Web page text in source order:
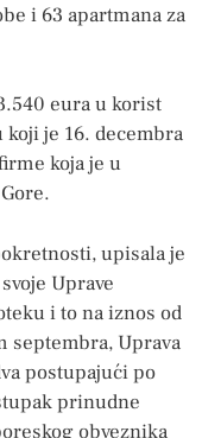
i 63 apartmana za
eura u korist
je 16. decembra
koja je u
upisala je
Uprave
i to na iznos od
septembra, Uprava
postupajući po
prinudne
obveznika